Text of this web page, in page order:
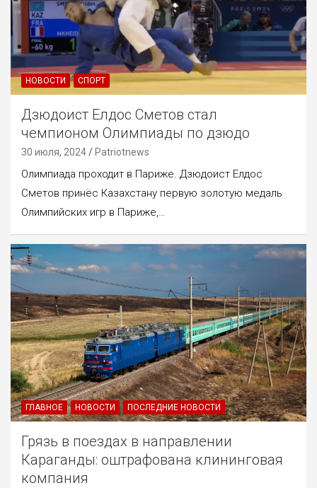
НОВОСТИ СПОРТ
Дзюдоист Елдос Сметов стал
чемпионом Олимпиады по дзюдо
30 июля, 2024 Patriotnews
Олимпиада проходит в Париже. Дзюдоист Елдос
Сметов принёс Казахстану первую золотую медаль
Олимпийских игр в Париже,…
ГЛАВНОЕ НОВОСТИ ПОСЛЕДНИЕ НОВОСТИ
Грязь в поездах в направлении
Караганды: оштрафована клининговая
компания